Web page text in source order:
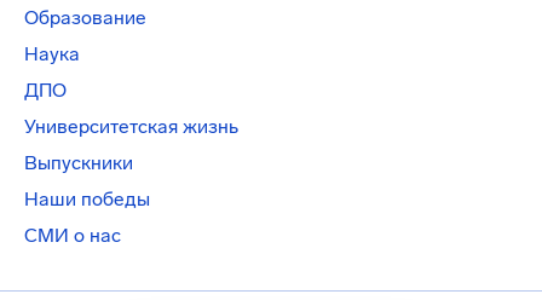
Образование
Наука
ДПО
Университетская жизнь
Выпускники
Наши победы
СМИ о нас